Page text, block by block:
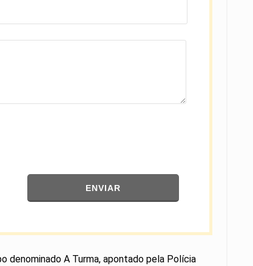
ENVIAR
denominado A Turma, apontado pela Polícia